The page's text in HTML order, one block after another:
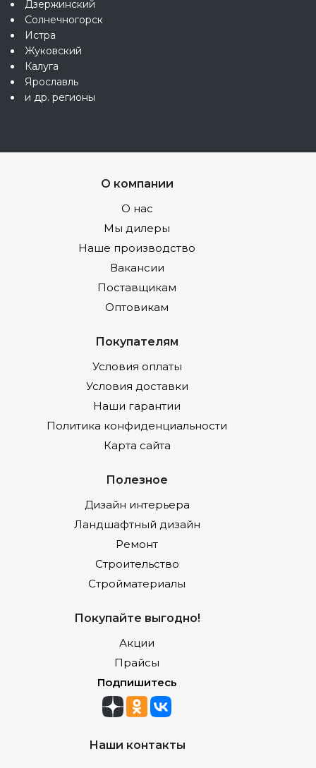
Дзержинский
Солнечногорск
Истра
Жуковский
Калуга
Ярославль
и др. регионы
О компании
О нас
Мы дилеры
Наше производство
Вакансии
Поставщикам
Оптовикам
Покупателям
Условия оплаты
Условия доставки
Наши гарантии
Политика конфиденциальности
Карта сайта
Полезное
Дизайн интерьера
Ландшафтный дизайн
Ремонт
Строительство
Стройматериалы
Покупайте выгодно!
Акции
Прайсы
Подпишитесь
Наши контакты